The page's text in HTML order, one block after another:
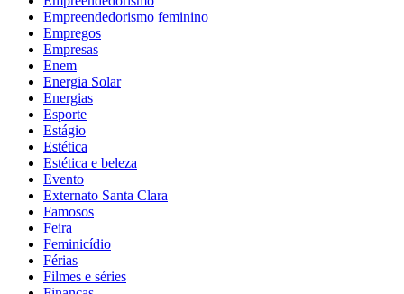
Empreendedorismo feminino
Empregos
Empresas
Enem
Energia Solar
Energias
Esporte
Estágio
Estética
Estética e beleza
Evento
Externato Santa Clara
Famosos
Feira
Feminicídio
Férias
Filmes e séries